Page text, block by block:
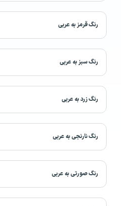
رنگ قرمز به عربی
رنگ سبز به عربی
رنگ زرد به عربی
رنگ نارنجی به عربی
رنگ صورتی به عربی